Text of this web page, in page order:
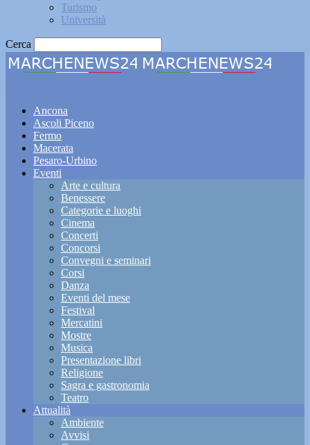
Turismo
Università
Cerca
Ancona
Ascoli Piceno
Fermo
Macerata
Pesaro-Urbino
Eventi
Arte e cultura
Benessere
Categorie e luoghi
Cinema
Concerti
Concorsi
Convegni e seminari
Corsi
Danza
Eventi del mese
Festival
Mercatini
Mostre
Musica
Presentazione libri
Religione
Sagra e gastronomia
Teatro
Attualità
Ambiente
Avvisi